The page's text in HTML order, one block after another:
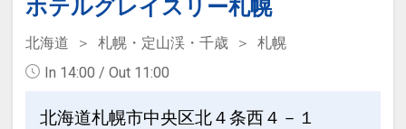
ホテルグレイスリー札幌
北海道 札幌・定山渓・千歳
札幌
In 14:00 / Out 11:00
北海道札幌市中央区北４条西４－１